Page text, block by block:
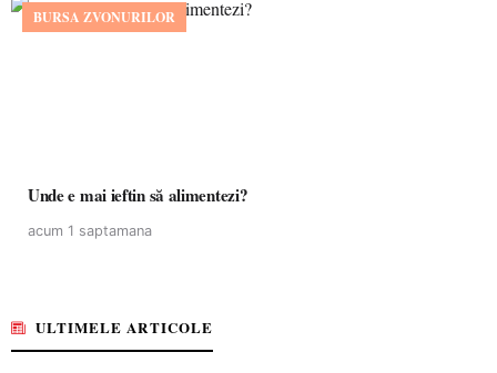
BURSA ZVONURILOR
Unde e mai ieftin să alimentezi?
acum 1 saptamana
ULTIMELE ARTICOLE